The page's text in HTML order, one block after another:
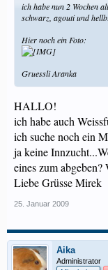
ich habe nun 2 Wochen
schwarz, agouti und
Hier noch ein Foto:
Gruessli Aranka
HALLO!
ich habe auch
ich suche noch ein
ja keine
eines zum
Liebe Grüsse Mirek
25. Januar 2009
Aika
Administrator